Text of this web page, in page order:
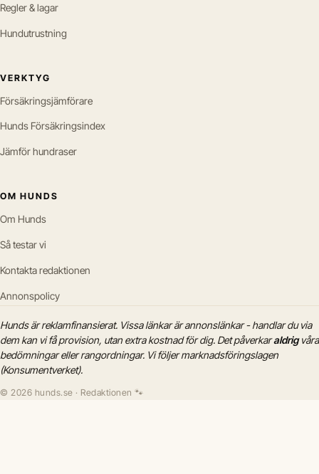
Regler & lagar
Hundutrustning
VERKTYG
Försäkringsjämförare
Hunds Försäkringsindex
Jämför hundraser
OM HUNDS
Om Hunds
Så testar vi
Kontakta redaktionen
Annonspolicy
Hunds är reklamfinansierat. Vissa länkar är annonslänkar - handlar du via
dem kan vi få provision, utan extra kostnad för dig. Det påverkaraldrigvåra
bedömningar eller rangordningar. Vi följer marknadsföringslagen
(Konsumentverket).
© 2026 hunds.se · Redaktionen 🐾